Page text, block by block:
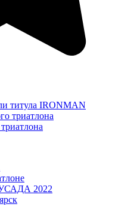
титула IRONMAN
триатлона
2022